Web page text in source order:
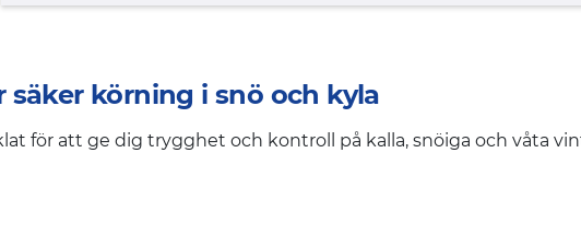
säker körning i snö och kyla
för att ge dig trygghet och kontroll på kalla, snöiga och våta